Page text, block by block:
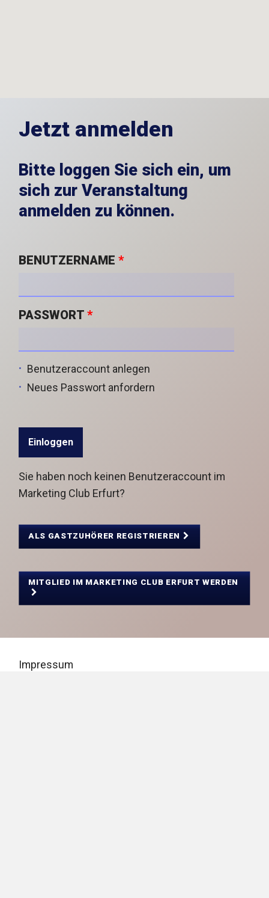
Jetzt anmelden
Bitte loggen Sie sich ein, um
sich zur Veranstaltung
anmelden zu können.
BENUTZERNAME*
PASSWORT*
Benutzeraccount anlegen
Neues Passwort anfordern
Sie haben noch keinen Benutzeraccount im
Marketing Club Erfurt?
ALS GASTZUHÖRER REGISTRIEREN
MITGLIED IM MARKETING CLUB ERFURT WERDEN
Impressum